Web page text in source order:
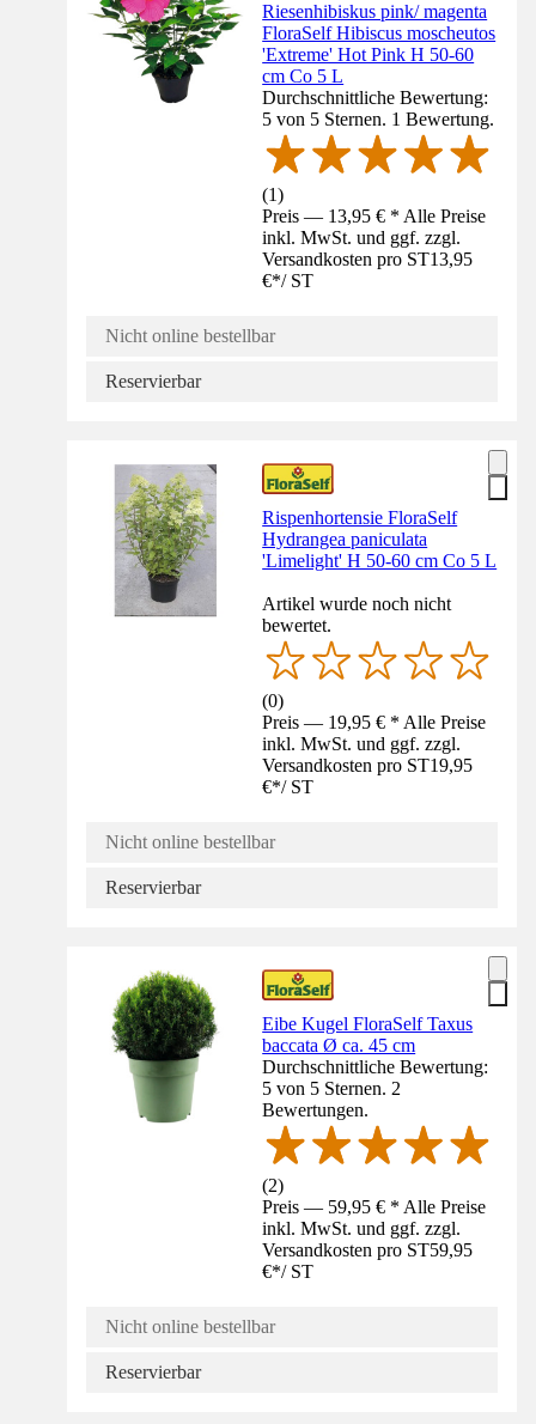
Riesenhibiskus pink/ magenta
FloraSelf Hibiscus moscheutos
'Extreme' Hot Pink H 50-60
cm Co 5 L
Durchschnittliche Bewertung:
5 von 5 Sternen. 1 Bewertung.
(1)
Preis — 13,95 € * Alle Preise
inkl. MwSt. und ggf. zzgl.
Versandkosten pro ST13,95
€*/ ST
Nicht online bestellbar
Reservierbar
Rispenhortensie FloraSelf
Hydrangea paniculata
'Limelight' H 50-60 cm Co 5 L
Artikel wurde noch nicht
bewertet.
(0)
Preis — 19,95 € * Alle Preise
inkl. MwSt. und ggf. zzgl.
Versandkosten pro ST19,95
€*/ ST
Nicht online bestellbar
Reservierbar
Eibe Kugel FloraSelf Taxus
baccata Ø ca. 45 cm
Durchschnittliche Bewertung:
5 von 5 Sternen. 2
Bewertungen.
(2)
Preis — 59,95 € * Alle Preise
inkl. MwSt. und ggf. zzgl.
Versandkosten pro ST59,95
€*/ ST
Nicht online bestellbar
Reservierbar